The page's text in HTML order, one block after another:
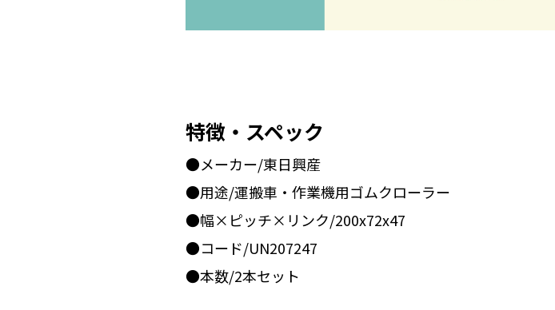
特徴・スペック
●メーカー/東日興産
●用途/運搬車・作業機用ゴムクローラー
●幅×ピッチ×リンク/200x72x47
●コード/UN207247
●本数/2本セット